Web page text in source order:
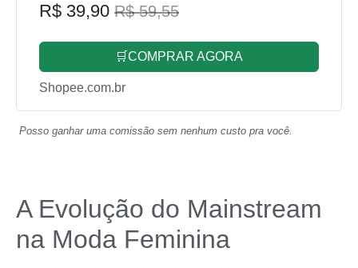
R$ 39,90 R$ 59,55
🛒COMPRAR AGORA
Shopee.com.br
Posso ganhar uma comissão sem nenhum custo pra você.
A Evolução do Mainstream
na Moda Feminina